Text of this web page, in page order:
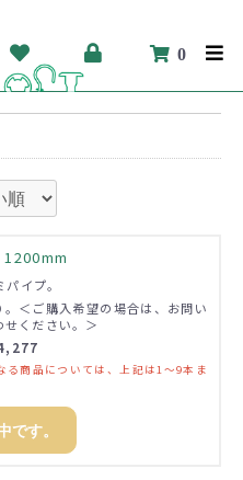
0
1200mm
イプ。
＜ご購入希望の場合は、お問い
ください。＞
商品については、上記は1～9本ま
です。